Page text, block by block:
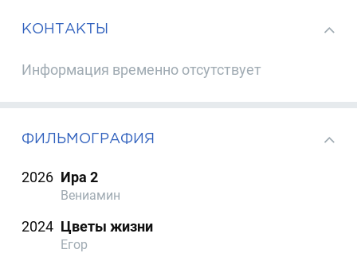
КОНТАКТЫ
Информация временно отсутствует
ФИЛЬМОГРАФИЯ
2026 Ира 2
Вениамин
2024 Цветы жизни
Егор